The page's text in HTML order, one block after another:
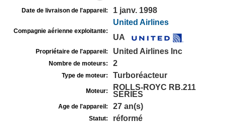
Date de livraison de l'appareil: 1 janv. 1998
Compagnie aérienne exploitante:
United Airlines
UA
Propriétaire de l'appareil: United Airlines Inc
Nombre de moteurs: 2
Type de moteur: Turboréacteur
Moteur:
ROLLS-ROYC RB.211
SERIES
Age de l'appareil: 27 an(s)
Statut: réformé